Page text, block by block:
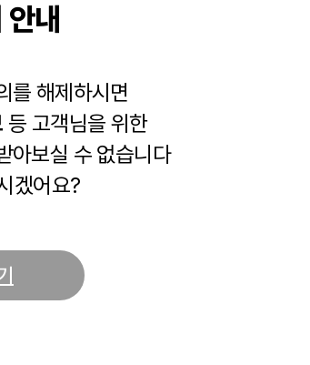
내
를 해제하시면
등 고객님을 위한
아보실 수 없습니다
겠어요?